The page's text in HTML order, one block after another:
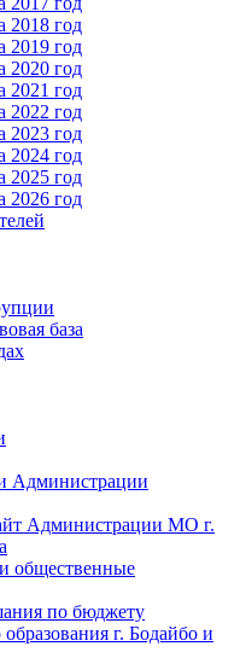
2018 год
2019 год
2020 год
2021 год
2022 год
2023 год
2024 год
2025 год
2026 год
база
Администрации
Администрации МО г.
общественные
по бюджету
г. Бодайбо и